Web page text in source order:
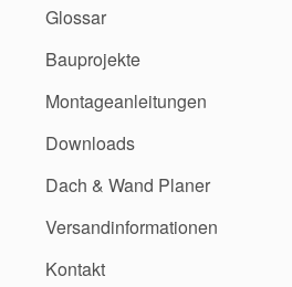
Glossar
Bauprojekte
Montageanleitungen
Downloads
Dach & Wand Planer
Versandinformationen
Kontakt